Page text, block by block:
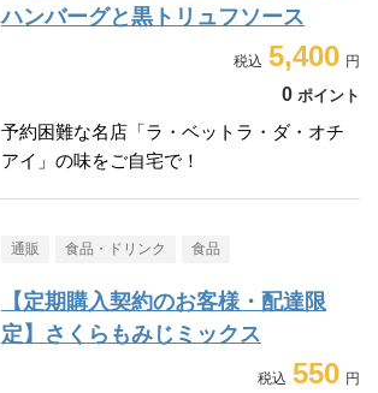
ハンバーグと黒トリュフソース
5,400
0 ポイント
予約困難な名店「ラ・ベットラ・ダ・オチ
アイ」の味をご自宅で！
通販 食品・ドリンク 食品
【定期購入契約のお客様・配達限
定】さくらもみじミックス
550